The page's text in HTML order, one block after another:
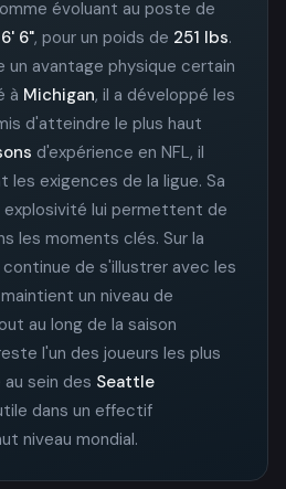
évoluant au poste de
6' 6", pour un poids de 251 lbs.
un avantage physique certain
à Michigan, il a développé les
d'atteindre le plus haut
d'expérience en NFL, il
exigences de la ligue. Sa
lui permettent de
les moments clés. Sur la
continue de s'illustrer avec les
maintient un niveau de
au long de la saison
l'un des joueurs les plus
sein des Seattle
dans un effectif
niveau mondial.